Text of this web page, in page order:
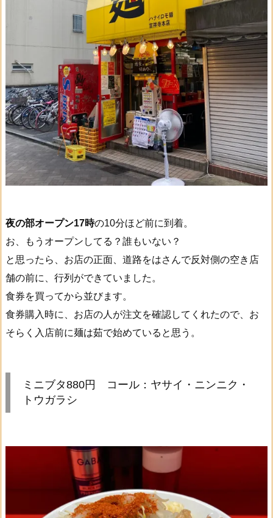
夜の部オープン17時の10分ほど前に到着。
お、もうオープンしてる？誰もいない？
と思ったら、お店の正面、道路をはさんで反対側の空き店
舗の前に、行列ができていました。
食券を買ってから並びます。
食券購入時に、お店の人が注文を確認してくれたので、お
そらく入店前に麺は茹で始めていると思う。
ミニブタ880円 コール：ヤサイ・ニンニク・
トウガラシ